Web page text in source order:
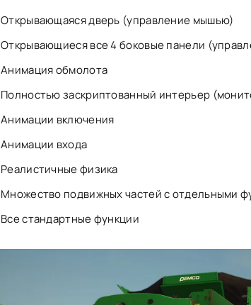
Открывающаяся дверь (управление мышью)
Открывающиеся все 4 боковые панели
Анимация обмолота
Полностью заскриптованный интерьер
Анимации включения
Анимации входа
Реалистичные физика
Множество подвижных частей с отдельными
Все стандартные функции